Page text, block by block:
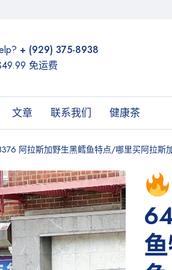
+ (929) 375-8938
免运费
文章 联系我们 健康茶
阿拉斯加野生黑鳕鱼特点/哪里买阿拉斯